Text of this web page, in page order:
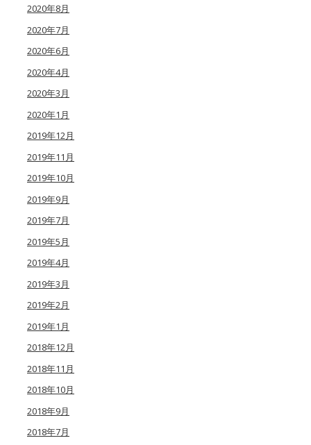
2020年8月
2020年7月
2020年6月
2020年4月
2020年3月
2020年1月
2019年12月
2019年11月
2019年10月
2019年9月
2019年7月
2019年5月
2019年4月
2019年3月
2019年2月
2019年1月
2018年12月
2018年11月
2018年10月
2018年9月
2018年7月